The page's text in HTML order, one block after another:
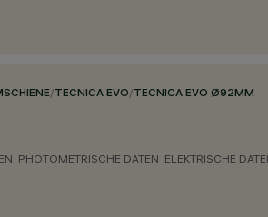
/TECNICA EVO/TECNICA EVO Ø92MM
PHOTOMETRISCHE DATEN ELEKTRISCHE